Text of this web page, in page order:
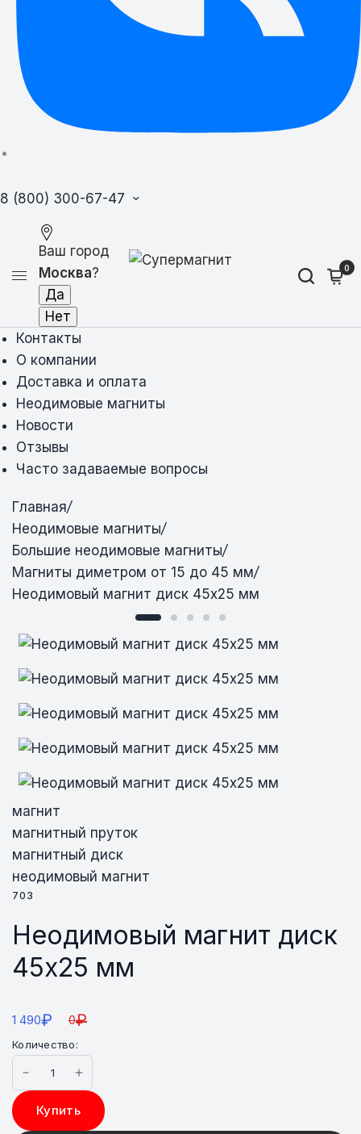
8 (800) 300-67-47
Ваш город
Москва? 0
Контакты
О компании
Доставка и оплата
Неодимовые магниты
Новости
Отзывы
Часто задаваемые вопросы
Главная/
Неодимовые магниты/
Большие неодимовые магниты/
Магниты диметром от 15 до 45 мм/
Неодимовый магнит диск 45х25 мм
Неодимовый магнит диск 45х25 мм
Неодимовый магнит диск 45х25 мм
Неодимовый магнит диск 45х25 мм
Неодимовый магнит диск 45х25 мм
магнит
магнитный пруток
магнитный диск
неодимовый магнит
703
Неодимовый магнит диск
45х25 мм
1 490₽ 0₽
Количество:
Купить